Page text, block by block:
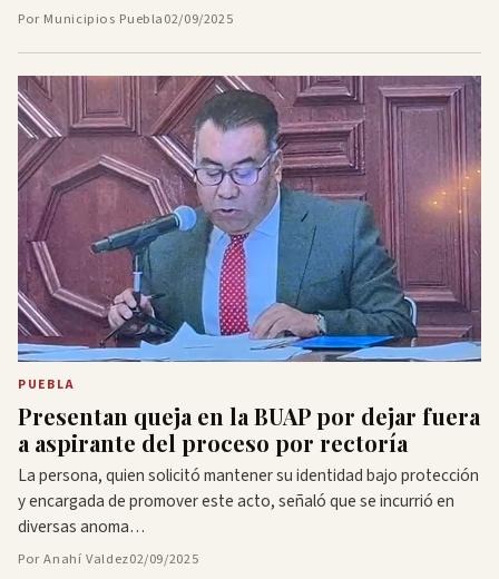
Por Municipios Puebla02/09/2025
PUEBLA
Presentan queja en la BUAP por dejar fuera
a aspirante del proceso por rectoría
La persona, quien solicitó mantener su identidad bajo protección
y encargada de promover este acto, señaló que se incurrió en
diversas anoma…
Por Anahí Valdez02/09/2025